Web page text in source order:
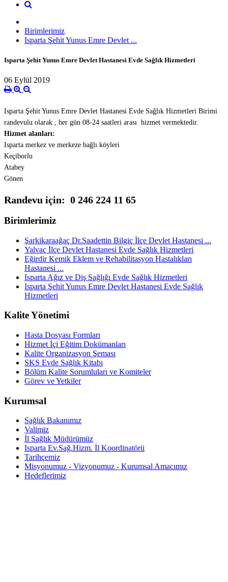
Birimlerimiz
Isparta Şehit Yunus Emre Devlet ...
Isparta Şehit Yunus Emre Devlet Hastanesi Evde Sağlık Hizmetleri
06 Eylül 2019
Isparta Şehit Yunus Emre Devlet Hastanesi Evde Sağlık Hizmetleri Birimi
randevulu olarak , her gün 08-24 saatleri arası hizmet vermektedir.
Hizmet alanları:
Isparta merkez ve merkeze bağlı köyleri
Keçiborlu
Atabey
Gönen
Randevu için: 0 246 224 11 65
Birimlerimiz
Şarkikaraağaç Dr.Saadettin Bilgiç İlçe Devlet Hastanesi ...
Yalvaç İlçe Devlet Hastanesi Evde Sağlık Hizmetleri
Eğirdir Kemik Eklem ve Rehabilitasyon Hastalıkları
Hastanesi ...
Isparta Ağız ve Diş Sağlığı Evde Sağlık Hizmetleri
Isparta Şehit Yunus Emre Devlet Hastanesi Evde Sağlık
Hizmetleri
Kalite Yönetimi
Hasta Dosyası Formları
Hizmet İçi Eğitim Dokümanları
Kalite Organizasyon Şeması
SKS Evde Sağlık Kitabı
Bölüm Kalite Sorumluları ve Komiteler
Görev ve Yetkiler
Kurumsal
Sağlık Bakanımız
Valimiz
İl Sağlık Müdürümüz
Isparta Ev.Sağ.Hizm. İl Koordinatörü
Tarihçemiz
Misyonumuz - Vizyonumuz - Kurumsal Amacımız
Hedeflerimiz